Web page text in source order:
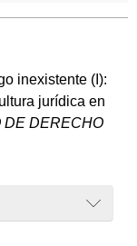
inexistente (I):
jurídica en
DE DERECHO